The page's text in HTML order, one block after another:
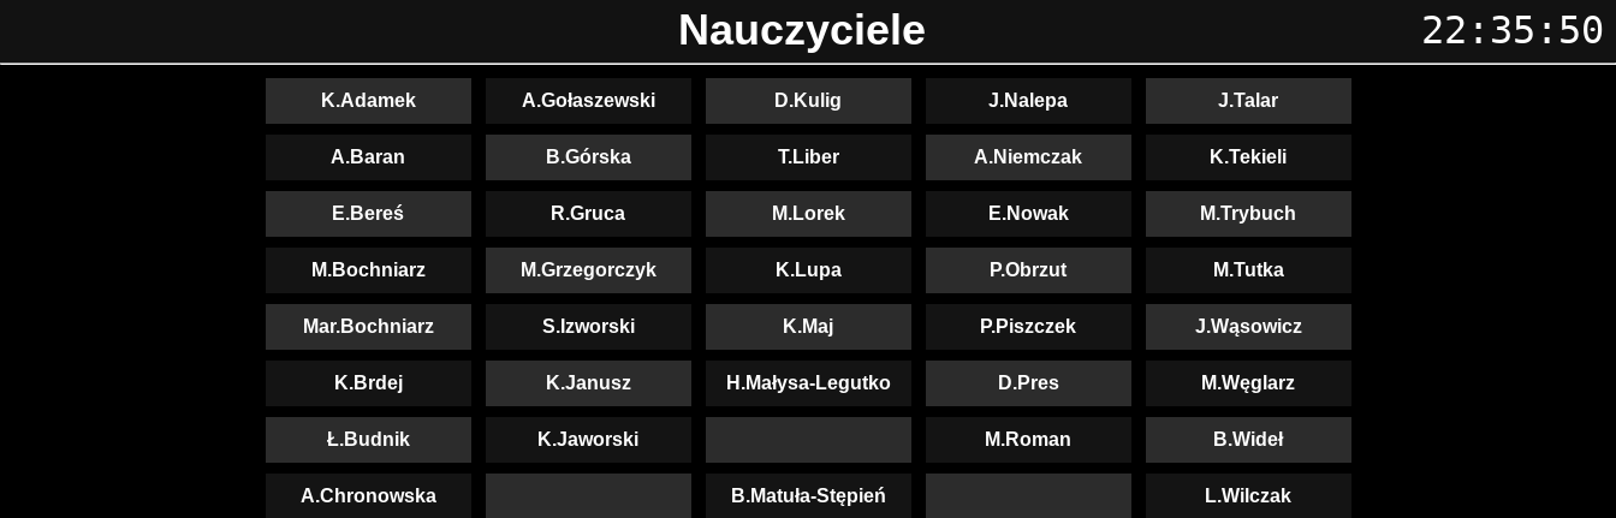
Nauczyciele 22:35:50
K.Adamek A.Gołaszewski D.Kulig J.Nalepa J.Talar
A.Baran B.Górska T.Liber A.Niemczak K.Tekieli
E.Bereś R.Gruca M.Lorek E.Nowak M.Trybuch
M.Bochniarz M.Grzegorczyk K.Lupa P.Obrzut M.Tutka
Mar.Bochniarz S.Izworski K.Maj P.Piszczek J.Wąsowicz
K.Brdej K.Janusz H.Małysa-Legutko D.Pres M.Węglarz
Ł.Budnik K.Jaworski M.Roman B.Wideł
A.Chronowska B.Matuła-Stępień L.Wilczak